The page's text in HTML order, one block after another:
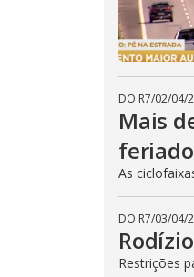
DO R7/02/04/
Mais
feriado
As
DO R7/03/04/
Restrições